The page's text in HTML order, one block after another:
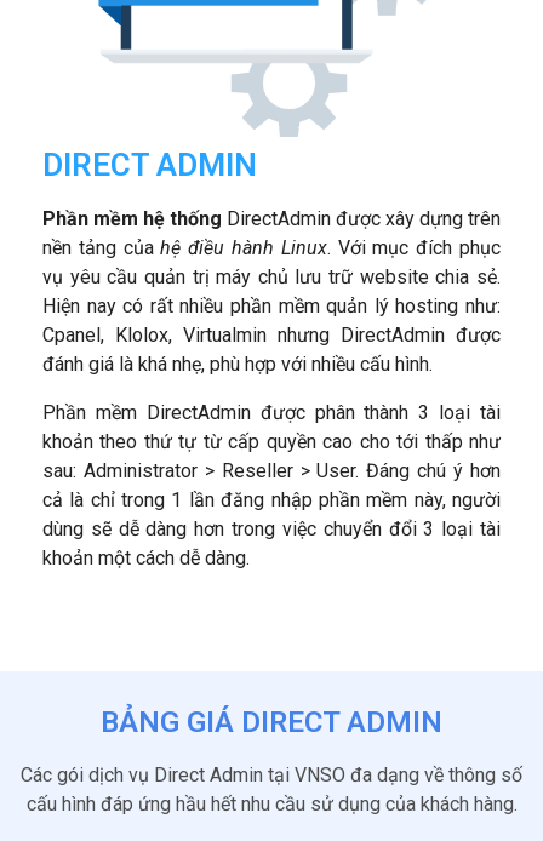
DIRECT ADMIN
Phần mềm hệ thống DirectAdmin được xây dựng trên
nền tảng củahệ điều hành Linux. Với mục đích phục
vụ yêu cầu quản trị máy chủ lưu trữ website chia sẻ.
Hiện nay có rất nhiều phần mềm quản lý hosting như:
Cpanel, Klolox, Virtualmin nhưng DirectAdmin được
đánh giá là khá nhẹ, phù hợp với nhiều cấu hình.
Phần mềm DirectAdmin được phân thành 3 loại tài
khoản theo thứ tự từ cấp quyền cao cho tới thấp như
sau: Administrator > Reseller > User. Đáng chú ý hơn
cả là chỉ trong 1 lần đăng nhập phần mềm này, người
dùng sẽ dễ dàng hơn trong việc chuyển đổi 3 loại tài
khoản một cách dễ dàng.
BẢNG GIÁ DIRECT ADMIN
Các gói dịch vụ Direct Admin tại VNSO đa dạng về thông số
cấu hình đáp ứng hầu hết nhu cầu sử dụng của khách hàng.